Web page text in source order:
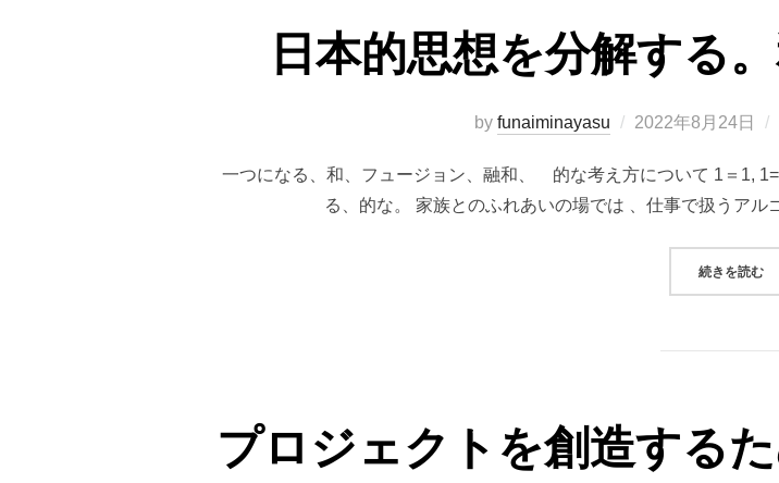
日本的思想を分解する
by funaiminayasu
投
日:
2022年8月24日
一つになる、和、フュージョン、融和、 的な考え方について 1＝1,
る、的な。 家族とのふれあいの場では 、仕事で扱うア
続きを読む“
プロジェクトを創造する